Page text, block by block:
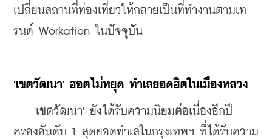
เปลี่ยนสถานที่ท่องเที่ยวให้กลายเป็นที่ทำงานตามเท
รนด์ Workation ในปัจจุบัน
'เขตวัฒนา' ฮอตไม่หยุด ทำเลยอดฮิตในเมืองหลวง
'เขตวัฒนา' ยังได้รับความนิยมต่อเนื่องอีกปี
ครองอันดับ 1 สุดยอดทำเลในกรุงเทพฯ ที่ได้รับความ